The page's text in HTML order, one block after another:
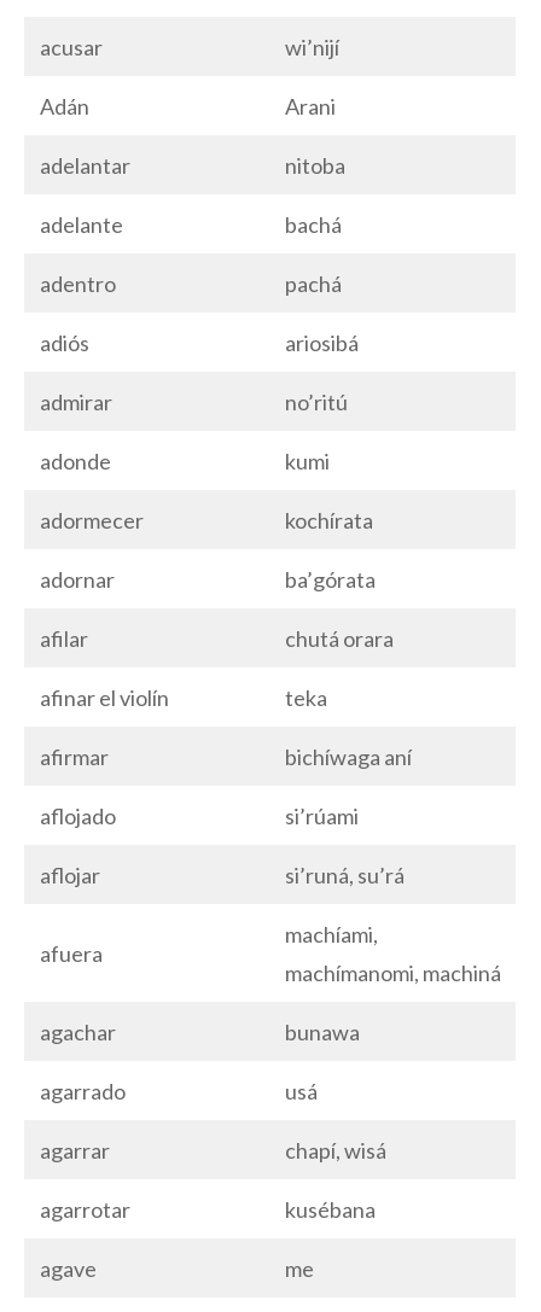
acusar wi’nijí
Adán Arani
adelantar nitoba
adelante bachá
adentro pachá
adiós ariosibá
admirar no’ritú
adonde kumi
adormecer kochírata
adornar ba’górata
afilar chutá orara
afinar el violín teka
afirmar bichíwaga aní
aflojado si’rúami
aflojar si’runá, su’rá
afuera
machíami,
machímanomi, machiná
agachar bunawa
agarrado usá
agarrar chapí, wisá
agarrotar kusébana
agave me